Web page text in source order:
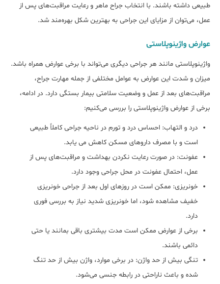
طبیعی داشته باشند. با انتخاب جراح ماهر و رعایت مراقبت‌های پس از
عمل، می‌توان از مزایای این جراحی به بهترین شکل بهره‌‌مند شد.
عوارض واژینوپلاستی
واژینوپلاستی مانند هر جراحی دیگری می‌تواند با برخی عوارض همراه باشد.
میزان و شدت این عوارض به عوامل مختلفی از جمله مهارت جراح،
مراقبت‌های بعد از عمل و وضعیت سلامتی بیمار بستگی دارد. در ادامه،
برخی از عوارض واژینوپلاستی را بررسی می‌کنیم:
درد و التهاب: احساس درد و تورم در ناحیه جراحی کاملاً طبیعی
است و با مصرف داروهای مسکن کاهش می‌ یابد.
عفونت: در صورت رعایت نکردن بهداشت و مراقبت‌های پس از
عمل، احتمال عفونت در محل جراحی وجود دارد.
خونریزی: ممکن است در روزهای اول بعد از جراحی خونریزی
خفیف مشاهده شود، اما خونریزی شدید نیاز به بررسی فوری
دارد.
برخی از عوارض ممکن است مدت بیشتری باقی بمانند یا حتی
دائمی باشند.
تنگی بیش از حد واژن: در برخی موارد، واژن بیش از حد تنگ
شده و باعث ناراحتی در رابطه جنسی می‌‌شود.